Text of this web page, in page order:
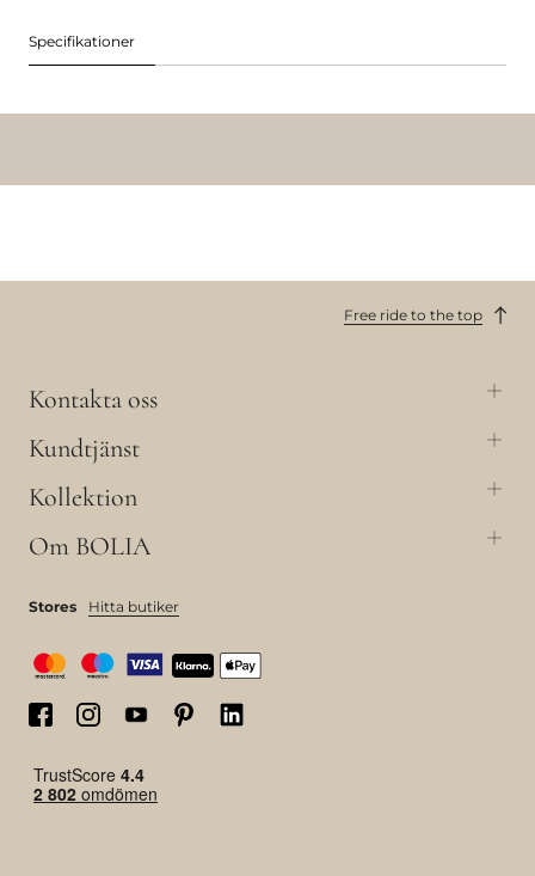
Specifikationer
Free ride to the top
Kontakta oss
Kundtjänst
Kollektion
Om BOLIA
Stores Hitta butiker